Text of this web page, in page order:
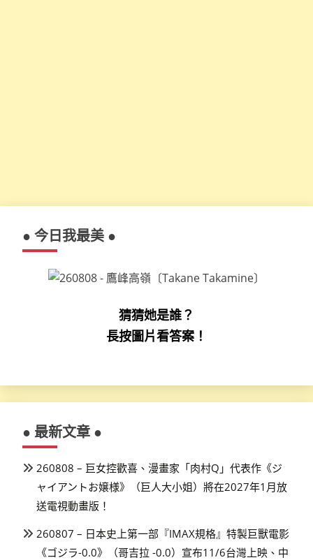
● 今日我最美 ●
猜猜她是誰？
長按圖片看答案！
● 最新文章 ●
260808 – 巨女控歡喜、漫畫家「肉村Q」代表作《ジ
ャイアントお嬢様》（巨人大小姐）將在2027年1月放
送電視動畫版！
260807 – 日本史上第一部『IMAX規格』特製巨獸電影
《ゴジラ-0.0》（哥吉拉 -0.0）宣布11/6台灣上映、中